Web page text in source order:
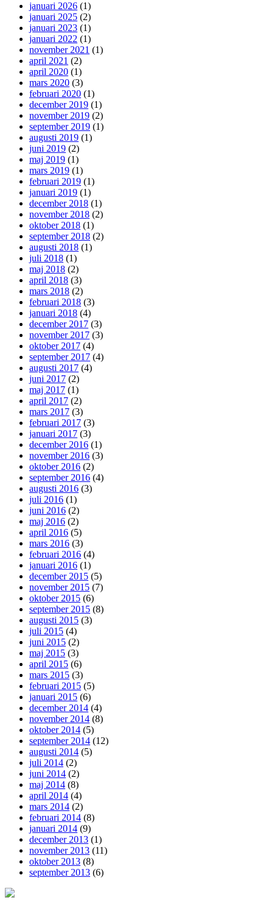
januari 2026 (1)
januari 2025 (2)
januari 2023 (1)
januari 2022 (1)
november 2021 (1)
april 2021 (2)
april 2020 (1)
mars 2020 (3)
februari 2020 (1)
december 2019 (1)
november 2019 (2)
september 2019 (1)
augusti 2019 (1)
juni 2019 (2)
maj 2019 (1)
mars 2019 (1)
februari 2019 (1)
januari 2019 (1)
december 2018 (1)
november 2018 (2)
oktober 2018 (1)
september 2018 (2)
augusti 2018 (1)
juli 2018 (1)
maj 2018 (2)
april 2018 (3)
mars 2018 (2)
februari 2018 (3)
januari 2018 (4)
december 2017 (3)
november 2017 (3)
oktober 2017 (4)
september 2017 (4)
augusti 2017 (4)
juni 2017 (2)
maj 2017 (1)
april 2017 (2)
mars 2017 (3)
februari 2017 (3)
januari 2017 (3)
december 2016 (1)
november 2016 (3)
oktober 2016 (2)
september 2016 (4)
augusti 2016 (3)
juli 2016 (1)
juni 2016 (2)
maj 2016 (2)
april 2016 (5)
mars 2016 (3)
februari 2016 (4)
januari 2016 (1)
december 2015 (5)
november 2015 (7)
oktober 2015 (6)
september 2015 (8)
augusti 2015 (3)
juli 2015 (4)
juni 2015 (2)
maj 2015 (3)
april 2015 (6)
mars 2015 (3)
februari 2015 (5)
januari 2015 (6)
december 2014 (4)
november 2014 (8)
oktober 2014 (5)
september 2014 (12)
augusti 2014 (5)
juli 2014 (2)
juni 2014 (2)
maj 2014 (8)
april 2014 (4)
mars 2014 (2)
februari 2014 (8)
januari 2014 (9)
december 2013 (1)
november 2013 (11)
oktober 2013 (8)
september 2013 (6)